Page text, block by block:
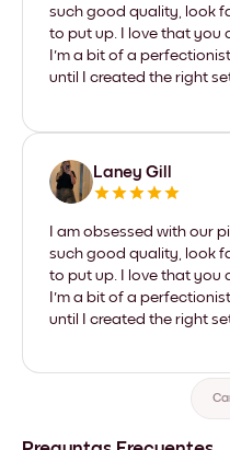
such good quality, look
to put up. I love that you
I'm a bit of a
until I created the right
Laney Gill
I am obsessed with our
such good quality, look
to put up. I love that you
I'm a bit of a
until I created the right